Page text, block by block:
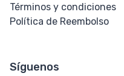
Términos y condiciones
Política de Reembolso
Síguenos